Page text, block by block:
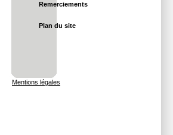
Remerciements
Plan du site
Mentions légales